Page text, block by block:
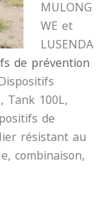
MULONG
WE et
LUSENDA
de prévention
Dispositifs
Tank 100L,
de
résistant au
combinaison,